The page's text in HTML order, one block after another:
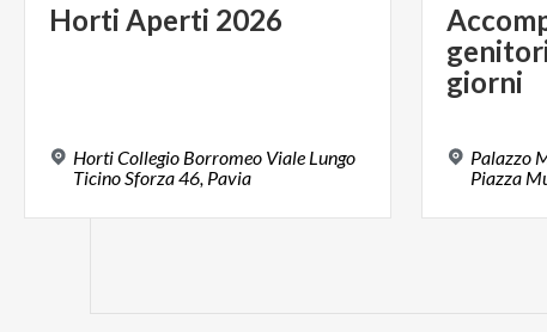
Horti Aperti 2026
Horti Collegio Borromeo Viale Lungo
Ticino Sforza 46, Pavia
giorni
Palazzo
Piazza